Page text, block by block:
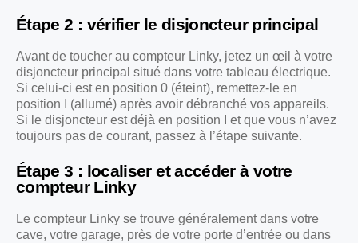
Étape 2 : vérifier le disjoncteur principal
Avant de toucher au compteur Linky, jetez un œil à votre
disjoncteur principal situé dans votre tableau électrique.
Si celui-ci est en position 0 (éteint), remettez-le en
position I (allumé) après avoir débranché vos appareils.
Si le disjoncteur est déjà en position I et que vous n’avez
toujours pas de courant, passez à l’étape suivante.
Étape 3 : localiser et accéder à votre
compteur Linky
Le compteur Linky se trouve généralement dans votre
cave, votre garage, près de votre porte d’entrée ou dans